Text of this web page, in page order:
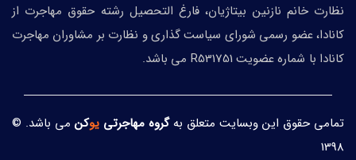
نظارت خانم نازنین بیتاژیان، فارغ التحصیل رشته حقوق مهاجرت از
کانادا، عضو رسمی شورای سیاست گذاری و نظارت بر مشاوران مهاجرت
کانادا با شماره عضویت R531751 می باشد.
تمامی حقوق این وبسایت متعلق بهگروه مهاجرتی یوکن می باشد. ©
1398